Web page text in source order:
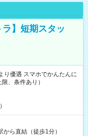
】短期スタッ
優遇 スマホでかんたんに
、条件あり）
ら直結（徒歩1分）